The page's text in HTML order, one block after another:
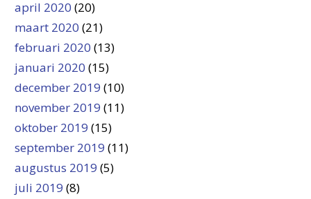
april 2020 (20)
maart 2020 (21)
februari 2020 (13)
januari 2020 (15)
december 2019 (10)
november 2019 (11)
oktober 2019 (15)
september 2019 (11)
augustus 2019 (5)
juli 2019 (8)